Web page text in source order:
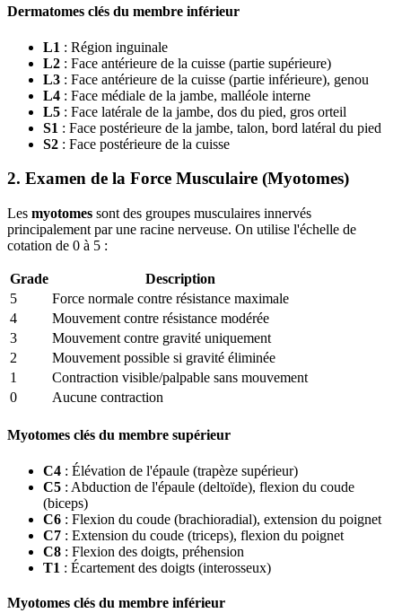
Dermatomes clés du membre inférieur
L1 : Région inguinale
L2 : Face antérieure de la cuisse (partie supérieure)
L3 : Face antérieure de la cuisse (partie inférieure), genou
L4 : Face médiale de la jambe, malléole interne
L5 : Face latérale de la jambe, dos du pied, gros orteil
S1 : Face postérieure de la jambe, talon, bord latéral du pied
S2 : Face postérieure de la cuisse
2. Examen de la Force Musculaire (Myotomes)
Les myotomes sont des groupes musculaires innervés
principalement par une racine nerveuse. On utilise l'échelle de
cotation de 0 à 5 :
Grade
Description
5
Force normale contre résistance maximale
4
Mouvement contre résistance modérée
3
Mouvement contre gravité uniquement
2
Mouvement possible si gravité éliminée
1
Contraction visible/palpable sans mouvement
0
Aucune contraction
Myotomes clés du membre supérieur
C4 : Élévation de l'épaule (trapèze supérieur)
C5 : Abduction de l'épaule (deltoïde), flexion du coude
(biceps)
C6 : Flexion du coude (brachioradial), extension du poignet
C7 : Extension du coude (triceps), flexion du poignet
C8 : Flexion des doigts, préhension
T1 : Écartement des doigts (interosseux)
Myotomes clés du membre inférieur